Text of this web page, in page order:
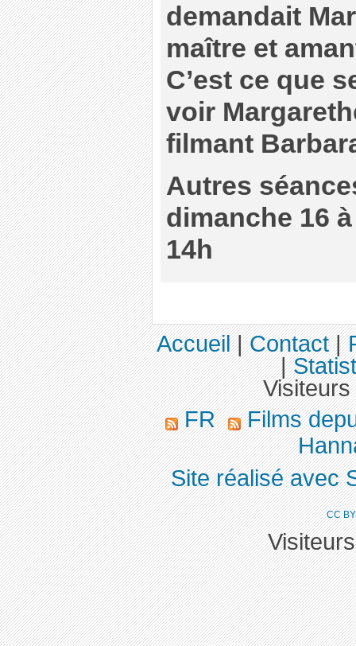
demandait
maître et
C’est ce que
voir
filmant
Autres
dimanche 16
14h
Accueil|Contact|
|
FR
Films
Site réalisé avec
CC